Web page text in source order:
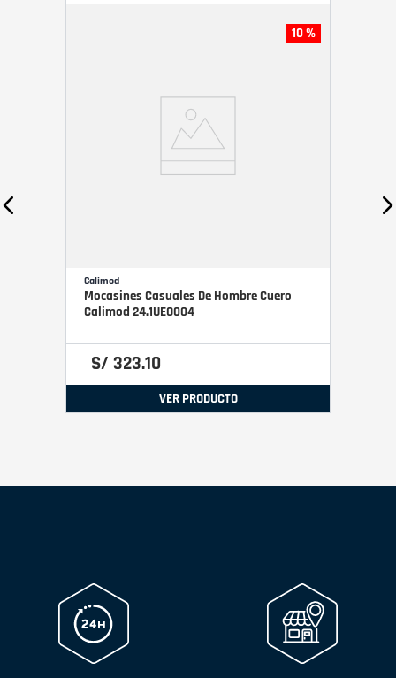
10 %
Calimod
Mocasines Casuales De Hombre Cuero
Calimod 24.1UEO004
S/ 323.10
VER PRODUCTO